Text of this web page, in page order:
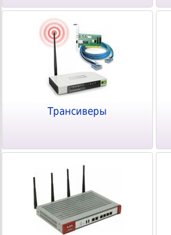
Трансиверы